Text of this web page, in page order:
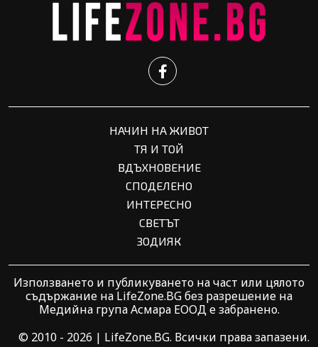
НАЧИН НА ЖИВОТ
ТЯ И ТОЙ
ВДЪХНОВЕНИЕ
СПОДЕЛЕНО
ИНТЕРЕСНО
СВЕТЪТ
ЗОДИЯК
Използването и публикуването на част или цялото
съдържание на LifeZone.BG без разрешение на
Медийна група Асмара ЕООД е забранено.
© 2010 - 2026 | LifeZone.BG. Всички права запазени.